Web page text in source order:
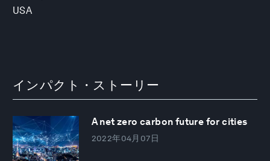
USA
インパクト・ストーリー
A net zero carbon future for cities
2022年04月07日